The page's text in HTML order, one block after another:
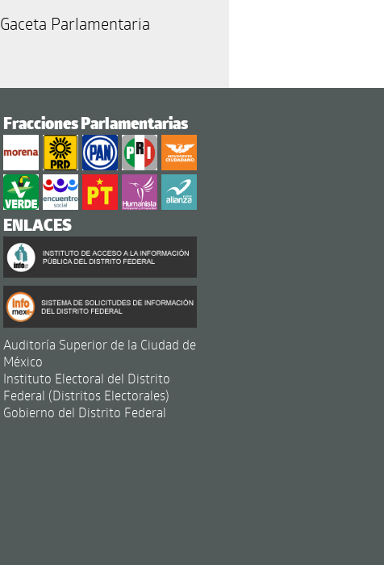
Gaceta Parlamentaria
Fracciones Parlamentarias
ENLACES
Auditoría Superior de la Ciudad de
México
Instituto Electoral del Distrito
Federal (Distritos Electorales)
Gobierno del Distrito Federal